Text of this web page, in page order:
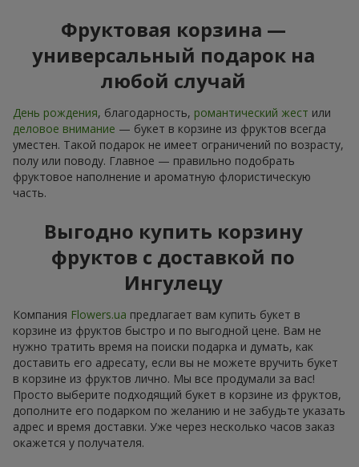
Фруктовая корзина —
универсальный подарок на
любой случай
День рождения, благодарность, романтический жест или
деловое внимание — букет в корзине из фруктов всегда
уместен. Такой подарок не имеет ограничений по возрасту,
полу или поводу. Главное — правильно подобрать
фруктовое наполнение и ароматную флористическую
часть.
Выгодно купить корзину
фруктов с доставкой по
Ингулецу
Компания Flowers.ua предлагает вам купить букет в
корзине из фруктов быстро и по выгодной цене. Вам не
нужно тратить время на поиски подарка и думать, как
доставить его адресату, если вы не можете вручить букет
в корзине из фруктов лично. Мы все продумали за вас!
Просто выберите подходящий букет в корзине из фруктов,
дополните его подарком по желанию и не забудьте указать
адрес и время доставки. Уже через несколько часов заказ
окажется у получателя.